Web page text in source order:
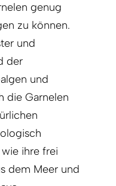
genug
zu können.
und
der
und
die Garnelen
ihre frei
dem Meer und